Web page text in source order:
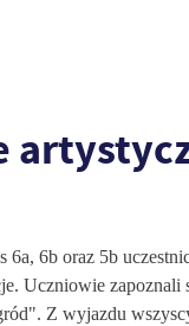
6b oraz 5b
Uczniowie
Z wyjazdu